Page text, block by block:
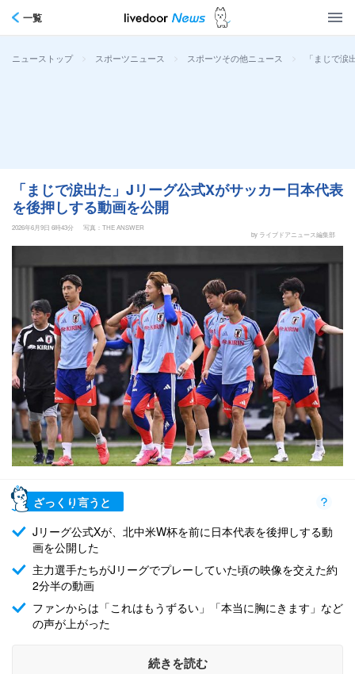
一覧
ニューストップ > スポーツニュース > スポーツその他ニュース > 「まじで
「まじで涙出た」Jリーグ公式Xがサッカー日本代表
を後押しする動画を公開
2026年6月9日 6時43分
写真：THE ANSWER
by ライブドアニュース編集部
ざっくり言うと
Jリーグ公式Xが、北中米W杯を前に日本代表を後押しする動
画を公開した
主力選手たちがJリーグでプレーしていた頃の映像を交えた約
2分半の動画
ファンからは「これはもうずるい」「本当に胸にきます」など
の声が上がった
続きを読む